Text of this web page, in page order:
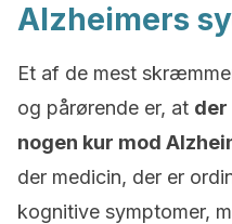
Alzheimers
Et af de mest
og pårørende er, at der
nogen kur mod
der medicin, der er
kognitive symptomer,